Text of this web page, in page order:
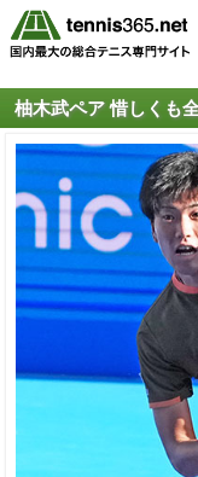
柚木武ペア 惜しくも